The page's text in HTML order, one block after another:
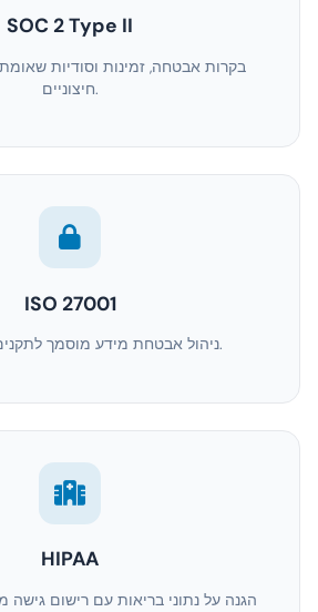
SOC 2 Type II
בקרות אבטחה, זמינות וסודיות
חיצוניים.
ISO 27001
ניהול אבטחת מידע מוסמך לתקנים בינלאומיים.
HIPAA
הגנה על נתוני בריאות עם רישום